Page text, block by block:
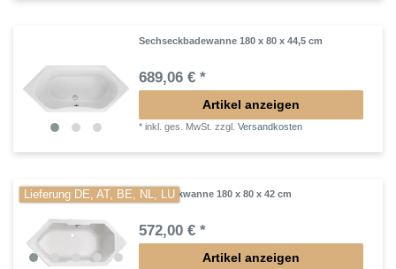
Sechseckbadewanne 180 x 80 x 44,5 cm
689,06 € *
Artikel anzeigen
*inkl. ges. MwSt. zzgl.Versandkosten
Lieferung DE, AT, BE, NL, LUSechseckwanne 180 x 80 x 42 cm
572,00 € *
Artikel anzeigen